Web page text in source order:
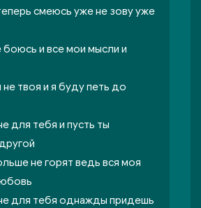
смеюсь уже не зову уже
боюсь и все мои мысли и
твоя и я буду петь до
для тебя и пусть ты
не горят ведь вся моя
для тебя однажды придешь